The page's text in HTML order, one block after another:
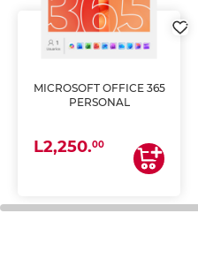
MICROSOFT OFFICE 365
PERSONAL
L2,250.00